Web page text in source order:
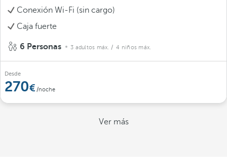
Conexión Wi-Fi (sin cargo)
Caja fuerte
6 Personas 3 adultos máx. / 4 niños máx.
Desde
270 /noche
Ver más